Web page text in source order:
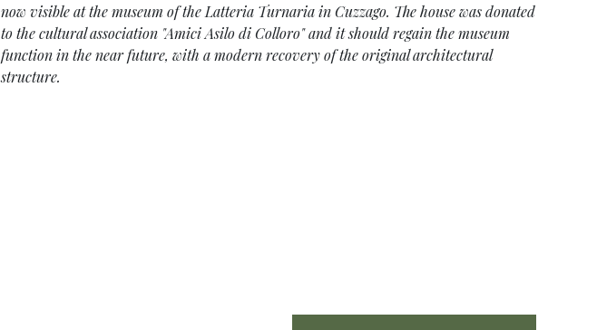
now visible at the museum of the Latteria Turnaria in Cuzzago. The house was donated
to the cultural association "Amici Asilo di Colloro" and it should regain the museum
function in the near future, with a modern recovery of the original architectural
structure.